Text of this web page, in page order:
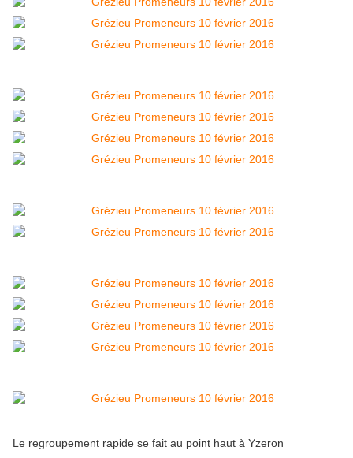
Le regroupement rapide se fait au point haut à Yzeron